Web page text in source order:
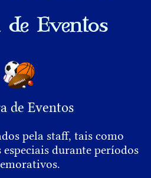
Eventos
de Eventos
pela staff, tais como
durante períodos